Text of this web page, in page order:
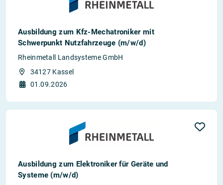
Ausbildung zum Kfz-Mechatroniker mit
Schwerpunkt Nutzfahrzeuge (m/w/d)
Rheinmetall Landsysteme GmbH
34127 Kassel
01.09.2026
Ausbildung zum Elektroniker für Geräte und
Systeme (m/w/d)